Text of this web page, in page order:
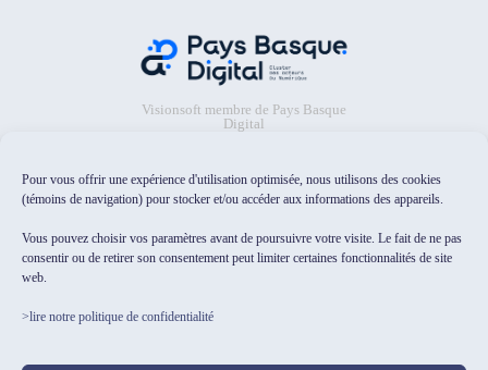
Pour vous offrir une expérience d'utilisation optimisée, nous utilisons des cookies
(témoins de navigation) pour stocker et/ou accéder aux informations des appareils.
Vous pouvez choisir vos paramètres avant de poursuivre votre visite. Le fait de ne pas
consentir ou de retirer son consentement peut limiter certaines fonctionnalités de site
web.
>lire notre politique de confidentialité
Visionsoft membre de Pays Basque
Digital
catalogue Osez l'IA pour les PME/TPE
de HubFranceIA